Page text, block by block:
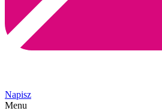
Napisz
Menu